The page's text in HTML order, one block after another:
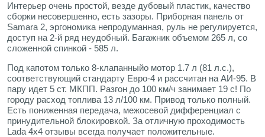
Интерьер очень простой, везде дубовый пластик, качество
сборки несовершенно, есть зазоры. Приборная панель от
Samara 2, эргономика непродуманная, руль не регулируется,
доступ на 2-й ряд неудобный. Багажник объемом 265 л, со
сложенной спинкой - 585 л.
Под капотом только 8-клапанныйо мотор 1.7 л (81 л.с.),
соответствующий стандарту Евро-4 и рассчитан на АИ-95. В
пару идет 5 ст. МКПП. Разгон до 100 км/ч занимает 19 с! По
городу расход топлива 13 л/100 км. Привод только полный.
Есть пониженная передача, межосевой дифференциал с
принудительной блокировкой. За отличную проходимость
Lada 4x4 отзывы всегда получает положительные.